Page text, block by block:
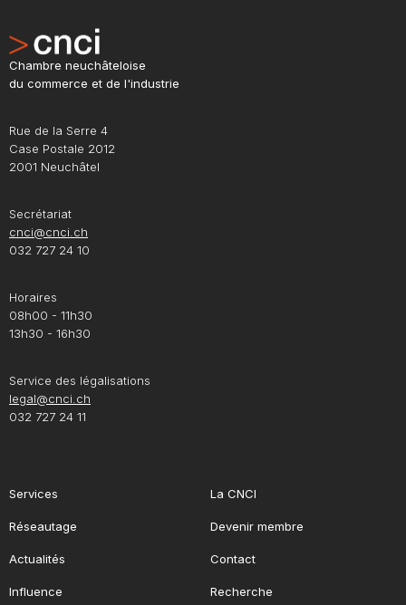
Chambre neuchâteloise
du commerce et de l'industrie
Rue de la Serre 4
Case Postale 2012
2001 Neuchâtel
Secrétariat
cnci@cnci.ch
032 727 24 10
Horaires
08h00 - 11h30
13h30 - 16h30
Service des légalisations
legal@cnci.ch
032 727 24 11
Services
Réseautage
Actualités
Influence
La CNCI
Devenir membre
Contact
Recherche